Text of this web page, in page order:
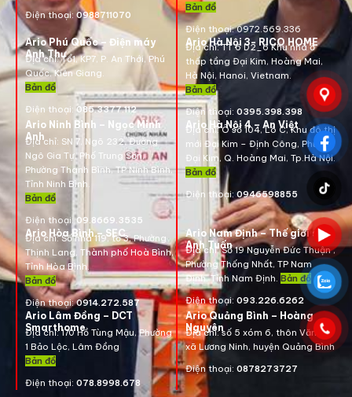
Điện thoại: 0988711070
Bản đồ
Điện thoại:0972.569.336
Ario Phú Quốc – Điện máy
Anh Thư
Địa chỉ:Tổ1, KP7, P. An Thới, Phú
Quốc, Kiên Giang.
Bản đồ
Điện thoại: 085.3377.112
Ario Hà Nội 3- RICO HOME
Địa chỉ: TT 6 D2_6 Khu nhà ở
thấp tầng Đại Kim, Hoàng Mai,
Hà Nội, Hanoi, Vietnam
Bản đồ
Điện thoại: 0395.398.398
Ario Ninh Bình – Ngọc Minh
Anh
Địa chỉ: SN 7, Ngõ 232, Đường
Ngô Gia Tự, Phố Trung Sơn,
Phường Thanh Bình, TP Ninh Bình,
Tỉnh Ninh Bình.
Bản đồ
Điện thoại:09.8669.3535
Ario Hà Nội 4 – An Việt
Địa chỉ:Ô số 104, Lô C, Khu đô thị
mới Đại Kim – Định Công, Phường
Đại Kim, Q. Hoàng Mai, Tp.Hà Nội.
Bản đồ
Điện thoại: 0946598855
Ario Hòa Bình – SEC
Địa chỉ:Số nhà 119, tổ 3, Phường
Thịnh Lang, Thành phố Hoà Bình,
Tỉnh Hòa Bình.
Bản đồ
Điện thoại:0914.272.587
Ario Nam Định – Thế giới số
Anh Tuấn
Địa chỉ:Số 19 Nguyễn Đức Thuận ,
Phường Thống Nhất, TP Nam
Định, Tỉnh Nam Định. Bản đồ
Điện thoại: 093.226.6262
Ario Lâm Đồng – DCT
Smarthome
Địa chỉ: 170 Hồ Tùng Mậu, Phường
1 Bảo Lộc, Lâm Đồng
Bản đồ
Điện thoại: 078.8998.678
Ario Quảng Bình – Hoàng
Nguyên
Địa chỉ: số 5 xóm 6, thôn Văn La,
xã Lương Ninh, huyện Quảng Bình
Điện thoại: 0878273727